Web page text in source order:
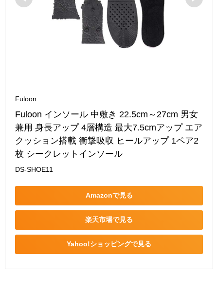
Fuloon
Fuloon インソール 中敷き 22.5cm～27cm 男女
兼用 身長アップ 4層構造 最大7.5cmアップ エア
クッション搭載 衝撃吸収 ヒールアップ 1ペア2
枚 シークレットインソール
DS-SHOE11
Amazonで見る
楽天市場で見る
Yahoo!ショッピングで見る